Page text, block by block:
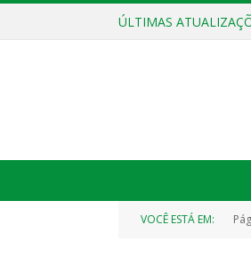
ÚLTIMAS
VOCÊ ESTÁ EM: